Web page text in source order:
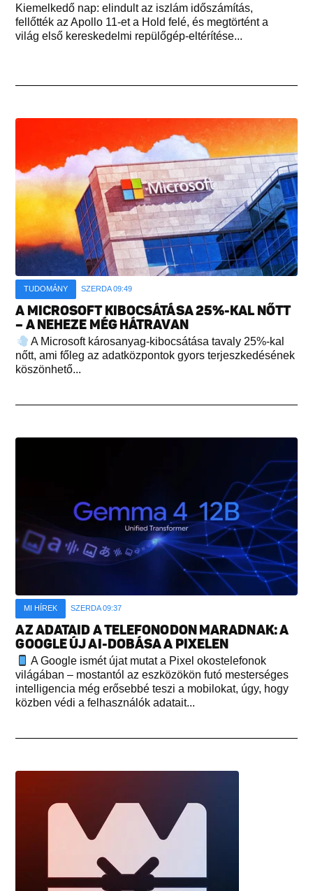
Kiemelkedő nap: elindult az iszlám időszámítás,
fellőtték az Apollo 11-et a Hold felé, és megtörtént a
világ első kereskedelmi repülőgép-eltérítése...
TUDOMÁNY SZERDA 09:49
A MICROSOFT KIBOCSÁTÁSA 25%-KAL NŐTT
– A NEHEZE MÉG HÁTRAVAN
A Microsoft károsanyag-kibocsátása tavaly 25%-kal
nőtt, ami főleg az adatközpontok gyors terjeszkedésének
köszönhető...
MI HÍREK SZERDA 09:37
AZ ADATAID A TELEFONODON MARADNAK: A
GOOGLE ÚJ AI-DOBÁSA A PIXELEN
A Google ismét újat mutat a Pixel okostelefonok
világában – mostantól az eszközökön futó mesterséges
intelligencia még erősebbé teszi a mobilokat, úgy, hogy
közben védi a felhasználók adatait...